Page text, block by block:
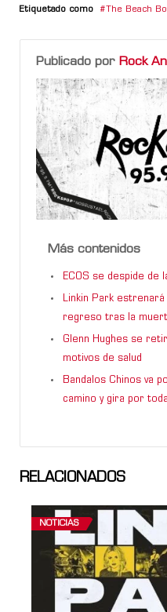
Etiquetado como The Beach
Publicado por Rock
Más contenidos
ECOS se despide de
Linkin Park
regreso tras la
Glenn Hughes se
motivos de salud
Bandalos Chinos va
camino y gira por
RELACIONADOS
NOTICIAS